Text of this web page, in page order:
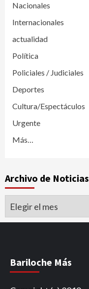
Nacionales
Internacionales
actualidad
Política
Policiales / Judiciales
Deportes
Cultura/Espectáculos
Urgente
Más…
Archivo de Noticias
Archivo
de
Bariloche Más